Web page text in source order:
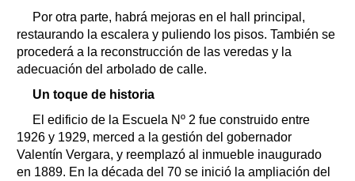
Por otra parte, habrá mejoras en el hall principal,
restaurando la escalera y puliendo los pisos. También se
procederá a la reconstrucción de las veredas y la
adecuación del arbolado de calle.
Un toque de historia
El edificio de la Escuela Nº 2 fue construido entre
1926 y 1929, merced a la gestión del gobernador
Valentín Vergara, y reemplazó al inmueble inaugurado
en 1889. En la década del 70 se inició la ampliación del